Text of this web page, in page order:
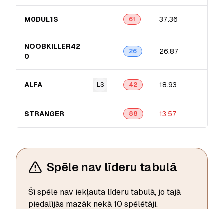
M0DUL1S 61 37.36
NOOBKILLER42​
0
26 26.87
ALFA LS 42 18.93
STRANGER 88 13.57
Spēle nav līderu tabulā
Šī spēle nav iekļauta līderu tabulā, jo tajā
piedalījās mazāk nekā 10 spēlētāji.